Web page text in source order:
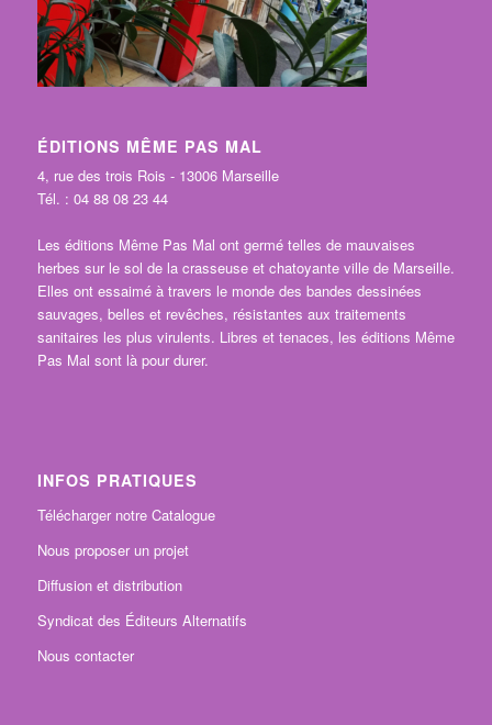
ÉDITIONS MÊME PAS MAL
4, rue des trois Rois - 13006 Marseille
Tél. : 04 88 08 23 44
Les éditions Même Pas Mal ont germé telles de mauvaises
herbes sur le sol de la crasseuse et chatoyante ville de Marseille.
Elles ont essaimé à travers le monde des bandes dessinées
sauvages, belles et revêches, résistantes aux traitements
sanitaires les plus virulents. Libres et tenaces, les éditions Même
Pas Mal sont là pour durer.
INFOS PRATIQUES
Télécharger notre Catalogue
Nous proposer un projet
Diffusion et distribution
Syndicat des Éditeurs Alternatifs
Nous contacter